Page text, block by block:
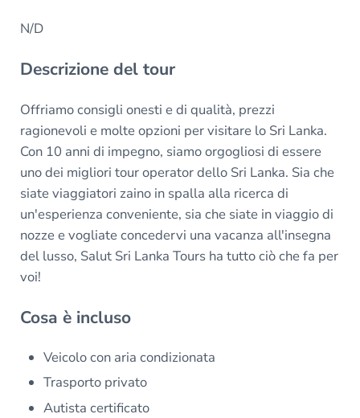
N/D
Descrizione del tour
Offriamo consigli onesti e di qualità, prezzi
ragionevoli e molte opzioni per visitare lo Sri Lanka.
Con 10 anni di impegno, siamo orgogliosi di essere
uno dei migliori tour operator dello Sri Lanka. Sia che
siate viaggiatori zaino in spalla alla ricerca di
un'esperienza conveniente, sia che siate in viaggio di
nozze e vogliate concedervi una vacanza all'insegna
del lusso, Salut Sri Lanka Tours ha tutto ciò che fa per
voi!
Cosa è incluso
Veicolo con aria condizionata
Trasporto privato
Autista certificato